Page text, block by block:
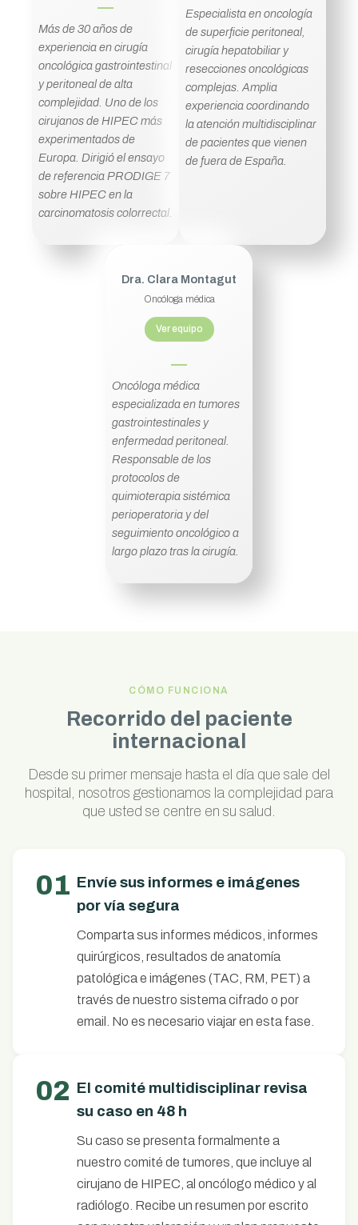
Más de 30 años de
experiencia en cirugía
oncológica gastrointestinal
y peritoneal de alta
complejidad. Uno de los
cirujanos de HIPEC más
experimentados de
Europa. Dirigió el ensayo
de referencia PRODIGE 7
sobre HIPEC en la
carcinomatosis colorrectal.
Especialista en oncología
de superficie peritoneal,
cirugía hepatobiliar y
resecciones oncológicas
complejas. Amplia
experiencia coordinando
la atención multidisciplinar
de pacientes que vienen
de fuera de España.
Dra. Clara Montagut
Oncóloga médica
Ver equipo
Oncóloga médica
especializada en tumores
gastrointestinales y
enfermedad peritoneal.
Responsable de los
protocolos de
quimioterapia sistémica
perioperatoria y del
seguimiento oncológico a
largo plazo tras la cirugía.
CÓMO FUNCIONA
Recorrido del paciente
internacional
Desde su primer mensaje hasta el día que sale del
hospital, nosotros gestionamos la complejidad para
que usted se centre en su salud.
01 Envíe sus informes e imágenes
por vía segura
Comparta sus informes médicos, informes
quirúrgicos, resultados de anatomía
patológica e imágenes (TAC, RM, PET) a
través de nuestro sistema cifrado o por
email. No es necesario viajar en esta fase.
02
El comité multidisciplinar revisa
su caso en 48 h
Su caso se presenta formalmente a
nuestro comité de tumores, que incluye al
cirujano de HIPEC, al oncólogo médico y al
radiólogo. Recibe un resumen por escrito